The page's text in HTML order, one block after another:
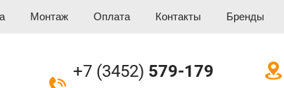
Монтаж Оплата Контакты Бренды
+7 (3452) 579-179